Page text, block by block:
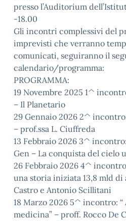
presso l’Auditorium
-18.00
Gli incontri complessivi del
imprevisti che verranno
comunicati, seguiranno il
calendario/programma:
PROGRAMMA:
19 Novembre 2025 1^
– Il Planetario
29 Gennaio 2026 2^
– prof.ssa L. Ciuffreda
13 Febbraio 2026 3^
Gen – La conquista del cielo
26 Febbraio 2026 4^
una storia iniziata 13,8 mld di
Castro e Antonio Scillitani
18 Marzo 2026 5^ incontro: “
medicina” – proff. Rocco De